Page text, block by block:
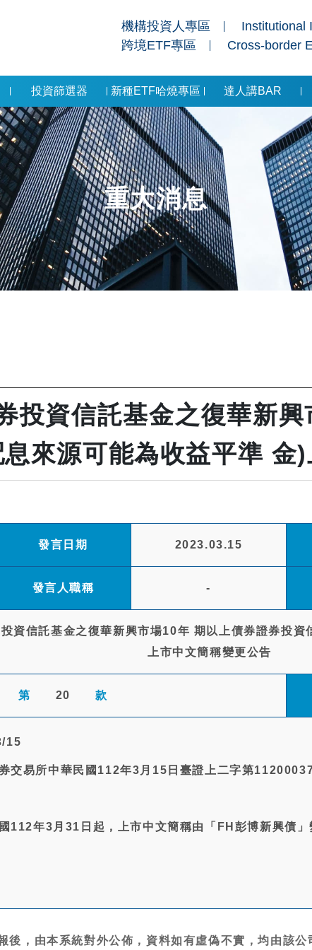
機構投資人專區 Institutional
跨境ETF專區
Cross-border
投資篩選器 新種ETF哈燒專區 達人講BAR
重大消息
投資信託基金之復華新
來源可能為收益平準 金
發言日期 2023.03.15
發言人職稱 -
資信託基金之復華新興市場10年 期以上債券證券投
上市中文簡稱變更公告
第 20 款
15
交易所中華民國112年3月15日臺證上二字第
112年3月31日起，上市中文簡稱由「FH彭博新興債」
後，由本系統對外公佈，資料如有虛偽不實，均由該公